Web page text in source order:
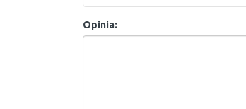
Opinia: